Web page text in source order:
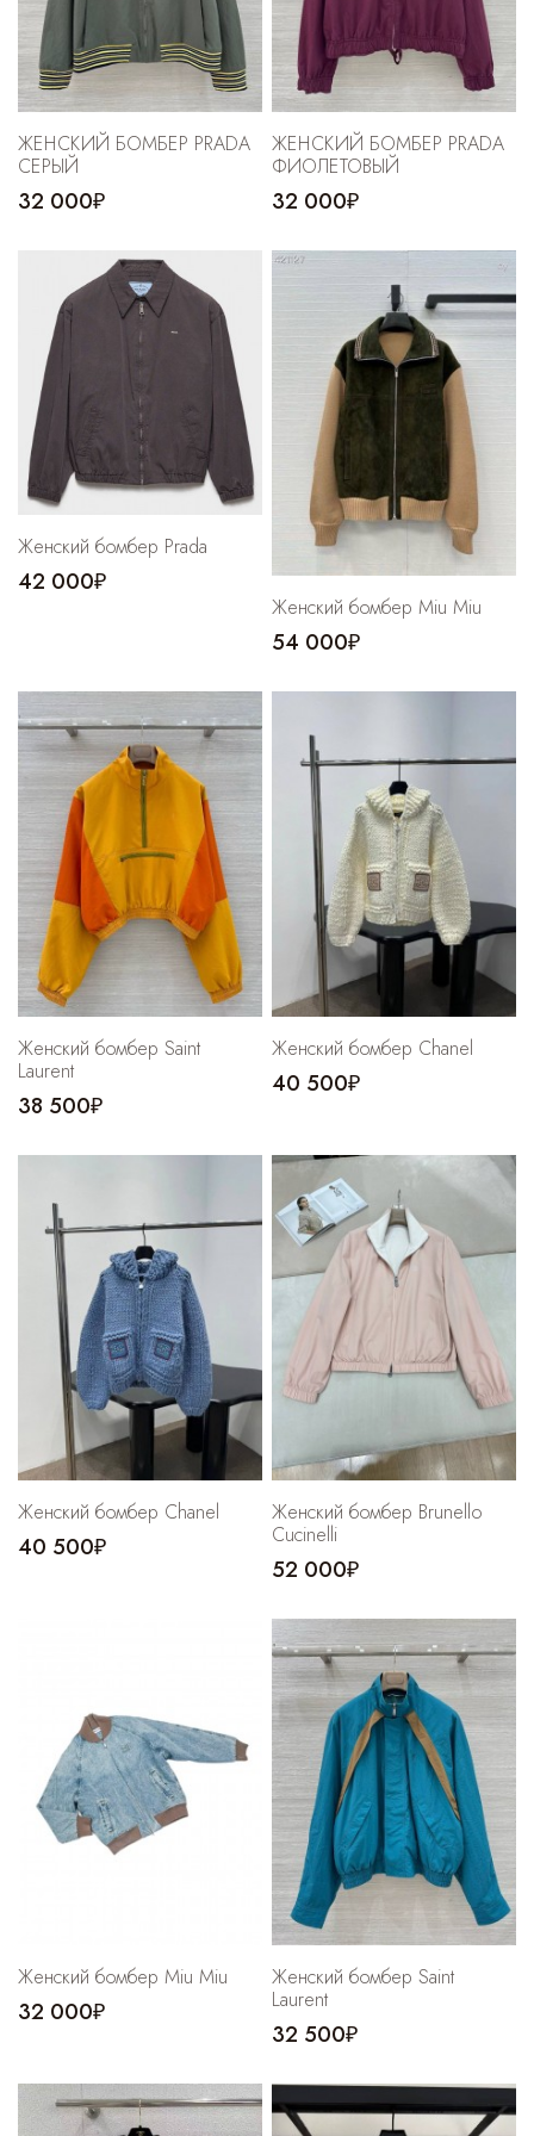
ЖЕНСКИЙ БОМБЕР PRADA
СЕРЫЙ
32 000₽
ЖЕНСКИЙ БОМБЕР PRADA
ФИОЛЕТОВЫЙ
32 000₽
Женский бомбер Prada
42 000₽
Женский бомбер Miu Miu
54 000₽
Женский бомбер Saint
Laurent
38 500₽
Женский бомбер Chanel
40 500₽
Женский бомбер Chanel
40 500₽
Женский бомбер Brunello
Cucinelli
52 000₽
Женский бомбер Miu Miu
32 000₽
Женский бомбер Saint
Laurent
32 500₽
Cпортивные брюки
Комбинезоны